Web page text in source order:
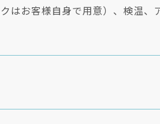
はお客様自身で用意）、検温